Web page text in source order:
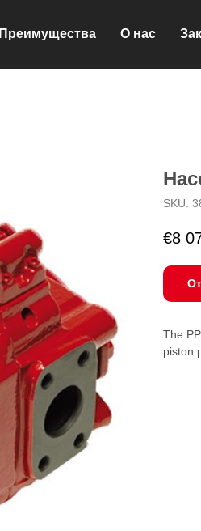
Преимущества О нас
SKU:
€8
The
piston